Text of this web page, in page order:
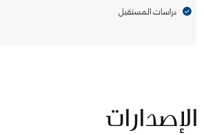
دراسات المستقبل
الإصدارات